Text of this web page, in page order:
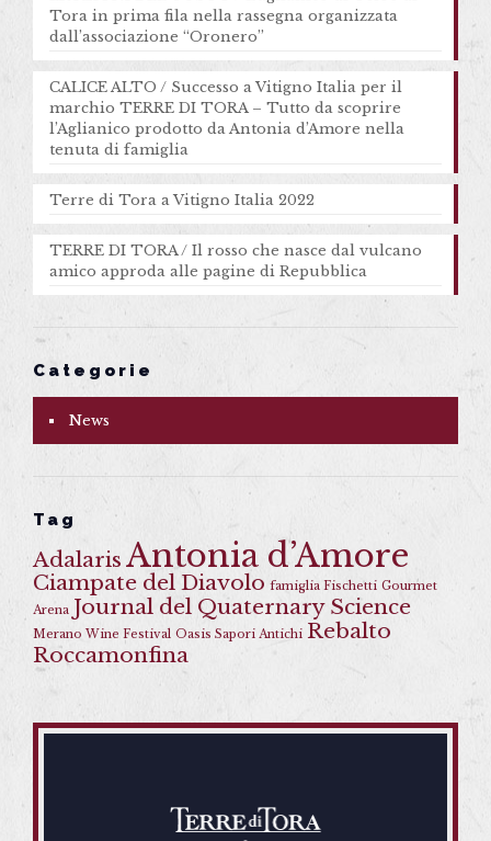
Tora in prima fila nella rassegna organizzata
dall’associazione “Oronero”
CALICE ALTO / Successo a Vitigno Italia per il
marchio TERRE DI TORA – Tutto da scoprire
l’Aglianico prodotto da Antonia d’Amore nella
tenuta di famiglia
Terre di Tora a Vitigno Italia 2022
TERRE DI TORA / Il rosso che nasce dal vulcano
amico approda alle pagine di Repubblica
Categorie
News
Tag
Adalaris Antonia d’Amore
Ciampate del Diavolo famiglia Fischetti Gourmet
Arena Journal del Quaternary Science
Merano Wine Festival Oasis Sapori Antichi Rebalto
Roccamonfina